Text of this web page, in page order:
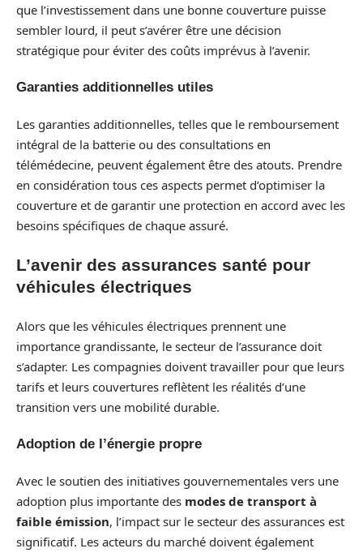
que l’investissement dans une bonne couverture puisse
sembler lourd, il peut s’avérer être une décision
stratégique pour éviter des coûts imprévus à l’avenir.
Garanties additionnelles utiles
Les garanties additionnelles, telles que le remboursement
intégral de la batterie ou des consultations en
télémédecine, peuvent également être des atouts. Prendre
en considération tous ces aspects permet d’optimiser la
couverture et de garantir une protection en accord avec les
besoins spécifiques de chaque assuré.
L’avenir des assurances santé pour
véhicules électriques
Alors que les véhicules électriques prennent une
importance grandissante, le secteur de l’assurance doit
s’adapter. Les compagnies doivent travailler pour que leurs
tarifs et leurs couvertures reflètent les réalités d’une
transition vers une mobilité durable.
Adoption de l’énergie propre
Avec le soutien des initiatives gouvernementales vers une
adoption plus importante des modes de transport à
faible émission, l’impact sur le secteur des assurances est
significatif. Les acteurs du marché doivent également